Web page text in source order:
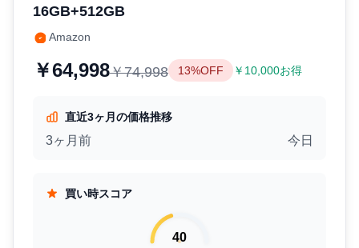
16GB+512GB
Amazon
￥64,998￥74,998 13%OFF ￥10,000お得
直近3ヶ月の価格推移
3ヶ月前 今日
買い時スコア
40